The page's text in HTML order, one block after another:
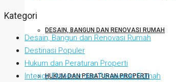
DESAIN, BANGUN DAN RENOVASI RUMAH
HUKUM DAN PERATURAN PROPERTI
Kategori
Desain, Bangun dan Renovasi Rumah
Destinasi Populer
Hukum dan Peraturan Properti
Interior, Eksterior dan Perawatan Rumah